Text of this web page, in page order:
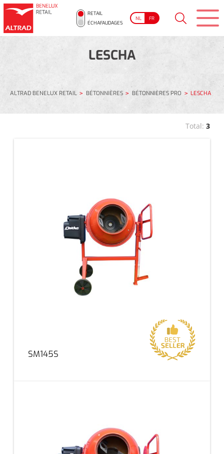
RETAIL
ÉCHAFAUDAGES
NL FR
LESCHA
ALTRAD BENELUX RETAIL BÉTONNIÈRES BÉTONNIÈRES PRO LESCHA
Total: 3
SM145S